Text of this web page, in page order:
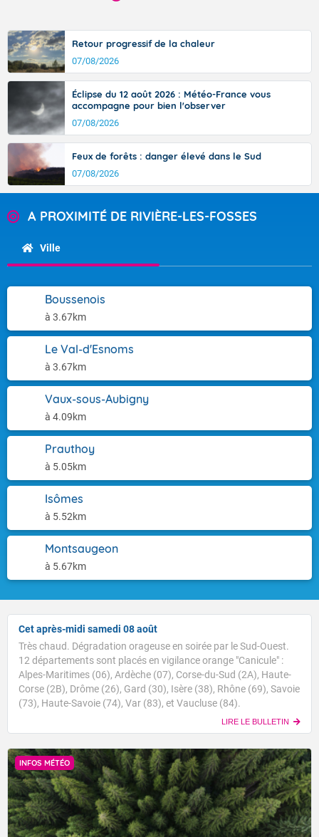
Retour progressif de la chaleur
07/08/2026
Éclipse du 12 août 2026 : Météo-France vous
accompagne pour bien l'observer
07/08/2026
Feux de forêts : danger élevé dans le Sud
07/08/2026
A PROXIMITÉ DE RIVIÈRE-LES-FOSSES
Ville
Boussenois
à 3.67km
Le Val-d'Esnoms
à 3.67km
Vaux-sous-Aubigny
à 4.09km
Prauthoy
à 5.05km
Isômes
à 5.52km
Montsaugeon
à 5.67km
Cet après-midi samedi 08 août
Très chaud. Dégradation orageuse en soirée par le Sud-Ouest.
12 départements sont placés en vigilance orange "Canicule" :
Alpes-Maritimes (06), Ardèche (07), Corse-du-Sud (2A), Haute-
Corse (2B), Drôme (26), Gard (30), Isère (38), Rhône (69), Savoie
(73), Haute-Savoie (74), Var (83), et Vaucluse (84).
LIRE LE BULLETIN
INFOS MÉTÉO